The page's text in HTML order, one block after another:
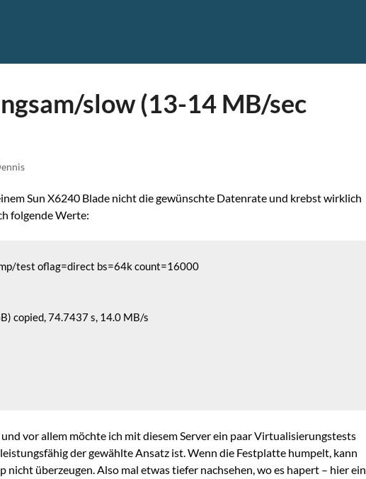
slow (13-14 MB/sec
Sun X6240 Blade nicht die gewünschte Datenrate und krebst wirklich
folgende Werte:
test oflag=direct bs=64k count=16000
copied, 74.7437 s, 14.0 MB/s
vor allem möchte ich mit diesem Server ein paar Virtualisierungstests
der gewählte Ansatz ist. Wenn die Festplatte humpelt, kann
nicht überzeugen. Also mal etwas tiefer nachsehen, wo es hapert – hier ein